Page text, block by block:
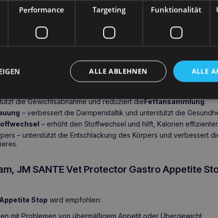
Gastro Appetite Stop
enthält sorgfältig ausgewählte
das Produkt die Appetitkontrolle, beschleunigt den
und ist somit ideal für Haustiere, die mit Übergewicht
gesundheitlichen Vorteile
die übermäßige Kalorienaufnahme zu reduzieren und
die Gewichtsabnahme und reduziert dieFettansammlung.
– verbessert die Darmperistaltik und unterstützt die
– erhöht den Stoffwechsel und hilft, Kalorien
– unterstützt die Entschlackung des Körpers und verbessert
JM SANTE Vet Protector Gastro Appetite
Stop wird empfohlen:
mit Problemen von übermäßigem Appetit oder Übergewicht.
Performance Targeting Funktionalität
ALLE
ALLE ABLEHNEN